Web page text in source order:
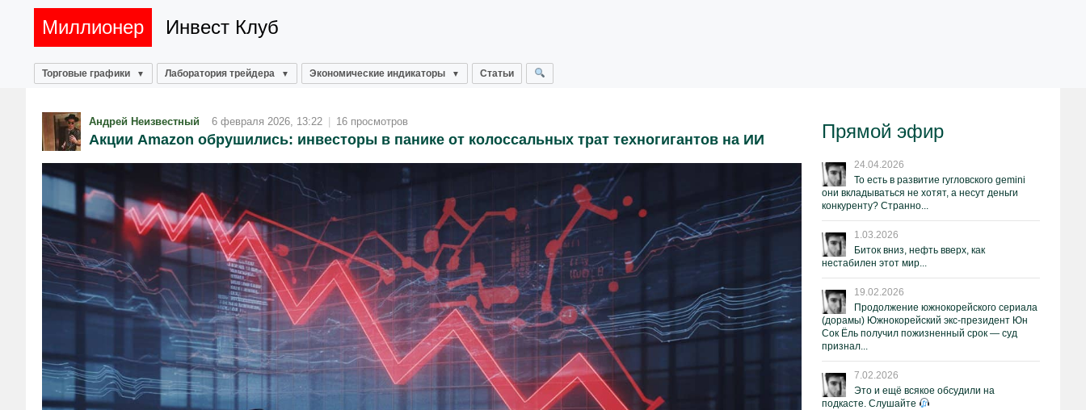
Миллионер Инвест Клуб
Торговые графики Лаборатория трейдера Экономические индикаторы Статьи
Андрей Неизвестный 6 февраля 2026, 13:22 | 16 просмотров
Акции Amazon обрушились: инвесторы в панике от колоссальных трат техногигантов на ИИ Прямой эфир
24.04.2026
То есть в развитие гугловского gemini
они вкладываться не хотят, а несут деньги
конкуренту? Странно...
1.03.2026
Биток вниз, нефть вверх, как
нестабилен этот мир...
19.02.2026
Продолжение южнокорейского сериала
(дорамы) Южнокорейский экс-президент Юн
Сок Ёль получил пожизненный срок — суд
признал...
7.02.2026
Это и ещё всякое обсудили на
подкасте. Слушайте